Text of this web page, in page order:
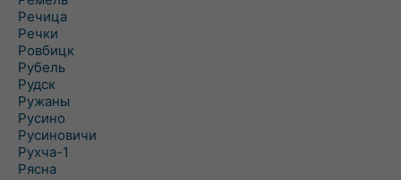
Речица
Речки
Ровбицк
Рубель
Рудск
Ружаны
Русино
Русиновичи
Рухча-1
Рясна